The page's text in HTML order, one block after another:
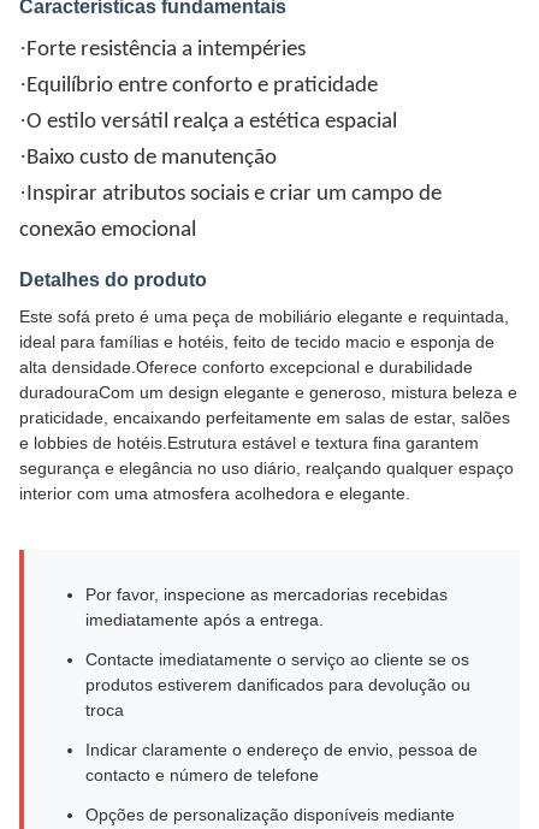
Características fundamentais
·Forte resistência a intempéries
·Equilíbrio entre conforto e praticidade
·O estilo versátil realça a estética espacial
·Baixo custo de manutenção
·Inspirar atributos sociais e criar um campo de
conexão emocional
Detalhes do produto
Este sofá preto é uma peça de mobiliário elegante e requintada,
ideal para famílias e hotéis, feito de tecido macio e esponja de
alta densidade.Oferece conforto excepcional e durabilidade
duradouraCom um design elegante e generoso, mistura beleza e
praticidade, encaixando perfeitamente em salas de estar, salões
e lobbies de hotéis.Estrutura estável e textura fina garantem
segurança e elegância no uso diário, realçando qualquer espaço
interior com uma atmosfera acolhedora e elegante.
Por favor, inspecione as mercadorias recebidas
imediatamente após a entrega.
Contacte imediatamente o serviço ao cliente se os
produtos estiverem danificados para devolução ou
troca
Indicar claramente o endereço de envio, pessoa de
contacto e número de telefone
Opções de personalização disponíveis mediante